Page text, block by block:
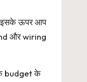
इसके ऊपर आप
और wiring
budget के